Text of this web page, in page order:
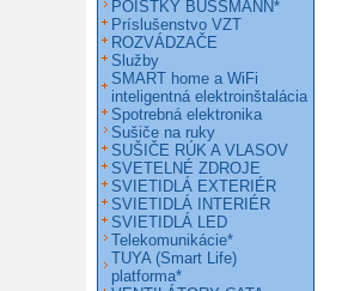
POISTKY BUSSMANN*
Príslušenstvo VZT
ROZVÁDZAČE
Služby
SMART home a WiFi
inteligentná elektroinštalácia
Spotrebná elektronika
Sušiče na ruky
SUŠIČE RÚK A VLASOV
SVETELNÉ ZDROJE
SVIETIDLÁ EXTERIÉR
SVIETIDLÁ INTERIÉR
SVIETIDLÁ LED
Telekomunikácie*
TUYA (Smart Life)
platforma*